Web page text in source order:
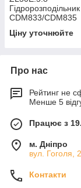
CDM833/CDM835
Ціну уточнюйте
Про нас
Рейтинг не
Менше 5
Працює з
м. Дніпро
вул. Гоголя,
Контакти